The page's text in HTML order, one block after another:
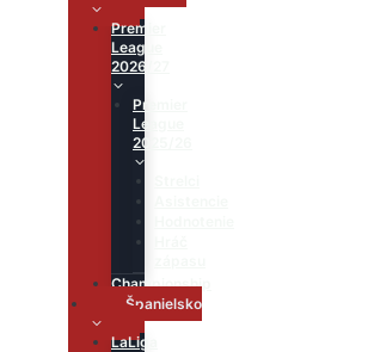
Premier
League
2026/27
Premier
League
2025/26
Championship
Španielsko
LaLiga